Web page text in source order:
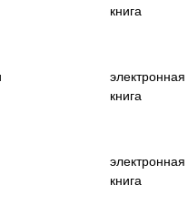
книга
электронная
книга
электронная
книга